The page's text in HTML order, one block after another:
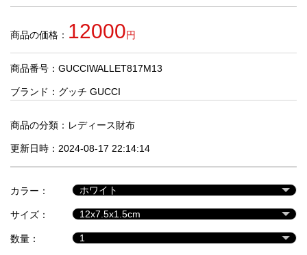
商
人
気
商
セ
ル
品
商品の価格： 12000円
商品番号：GUCCIWALLET817M13
ブランド： グッチ GUCCI
商品の分類： レディース財布
更新日時：2024-08-17 22:14:14
カラー：
サイズ：
数量：